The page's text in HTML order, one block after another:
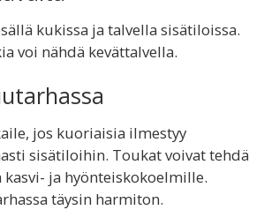
kukissa ja talvella sisätiloissa.
voi nähdä kevättalvella.
jos kuoriaisia ilmestyy
sisätiloihin. Toukat voivat tehdä
kasvi- ja hyönteiskokoelmille.
täysin harmiton.